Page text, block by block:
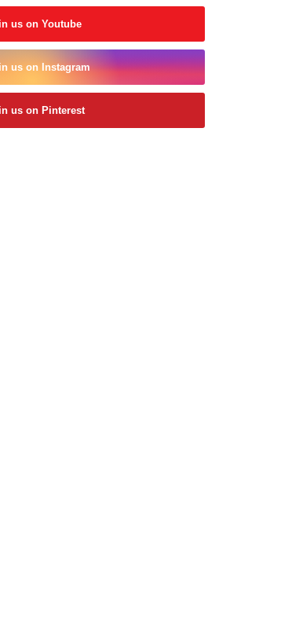
us on Youtube
us on Instagram
us on Pinterest